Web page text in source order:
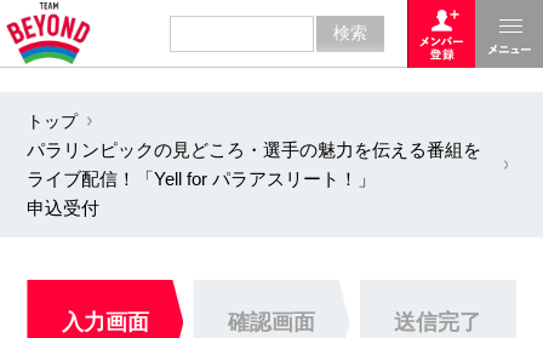
トップ
パラリンピックの見どころ・選手の魅力を伝える番組を
ライブ配信！「Yell for パラアスリート！」
申込受付
入力画面 確認画面 送信完了